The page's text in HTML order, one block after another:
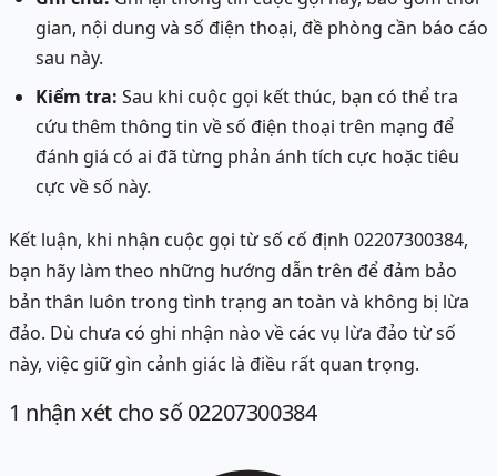
gian, nội dung và số điện thoại, đề phòng cần báo cáo
sau này.
Kiểm tra: Sau khi cuộc gọi kết thúc, bạn có thể tra
cứu thêm thông tin về số điện thoại trên mạng để
đánh giá có ai đã từng phản ánh tích cực hoặc tiêu
cực về số này.
Kết luận, khi nhận cuộc gọi từ số cố định 02207300384,
bạn hãy làm theo những hướng dẫn trên để đảm bảo
bản thân luôn trong tình trạng an toàn và không bị lừa
đảo. Dù chưa có ghi nhận nào về các vụ lừa đảo từ số
này, việc giữ gìn cảnh giác là điều rất quan trọng.
1 nhận xét cho số 02207300384